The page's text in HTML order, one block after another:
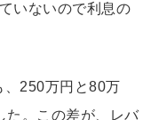
いないので利息の
、250万円と80万
。
この差が、レバ